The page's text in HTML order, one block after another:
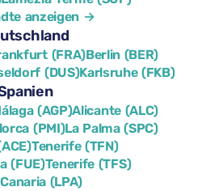
anzeigen →
(FRA)Berlin (BER)
(DUS)Karlsruhe (FKB)
(AGP)Alicante (ALC)
(PMI)La Palma (SPC)
Tenerife (TFN)
(FUE)Tenerife (TFS)
(LPA)